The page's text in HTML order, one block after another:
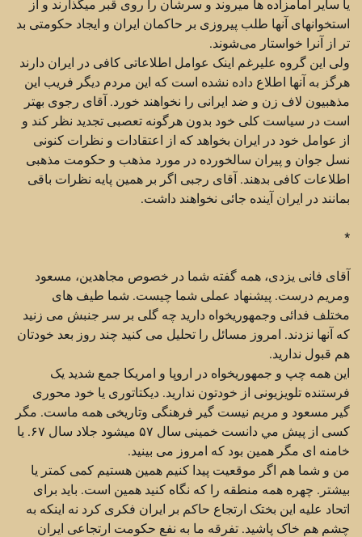
استخوانهای آنها طلب پیروزی بر حاکمان ایران و ایجاد حکومتی بد
تر از آنرا خواستار می‌شوند.
ولی این گروه علیرغم اینک عوامل اطلاعاتی کافی در ایران دارند
هرگز به آنها اطلاع داده نشده است که این مردم دیگر فریب این
مذهبیون لاف زن و ضد ایرانی را نخواهند خورد. آقای رجوی بهتر
است در سیاست کلی خود بدون هرگونه تعصبی تجدید نظر کند و
از عوامل خود در ایران بخواهد که از اعتقادات و نظرات کنونی
نسل جوان و پیران سالخورده در مورد مذهب و حکومت مذهبی
اطلاعات کافی بدهند. آقای رجبی اگر بر همین پایه نظرات باقی
بمانند در ایران آینده جائی نخواهند داشت.
*
آقای فانی يزدی، همه گفته شما در خصوص مجاهدين، مسعود
ومريم درست. پيشنهاد عملی شما چيست. شما طيف های
مختلف فدائی وجمهوريخواه داريد چه گلی بر سر جنبش می زنيد
که آنها نزدند. امروز مسائل را تحليل می کنيد چند روز بعد خودتان
هم قبول نداريد.
اين همه چپ و جمهوريخواه در اروپا و امريکا جمع شديد يک
فرستنده تلويزيونی از خودتون نداريد. ديکتاتوری يا خود محوری
گير مسعود و مريم نيست گير فرهنگی وتاريخی همه ماست. مگر
کسی از پيش مي دانست خمينی سال ۵۷ ميشود جلاد سال ۶۷. يا
خامنه ای مگر همين بود که امروز می بينيد.
من و شما هم اگر موقعيت پيدا کنيم همين هستيم کمی کمتر يا
بيشتر. چهره همه منطقه را که نگاه کنيد همين است. بايد برای
اتحاد عليه اين بختک ارتجاع حاکم بر ايران فکری کرد نه اينکه به
چشم هم خاک پاشيد. تفرقه ما به نفع حکومت ارتجاعی ايران